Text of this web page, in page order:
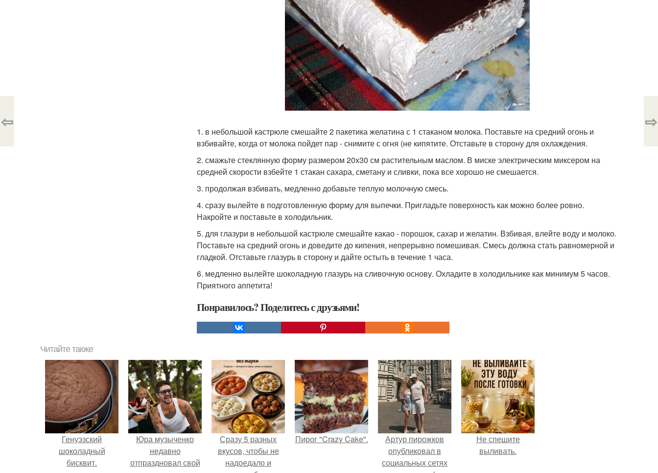
1. в небольшой кастрюле смешайте 2 пакетика желатина с 1 стаканом молока. Поставьте на средний огонь и
взбивайте, когда от молока пойдет пар - снимите с огня (не кипятите. Отставьте в сторону для охлаждения.
2. смажьте стеклянную форму размером 20x30 см растительным маслом. В миске электрическим миксером на
средней скорости взбейте 1 стакан сахара, сметану и сливки, пока все хорошо не смешается.
3. продолжая взбивать, медленно добавьте теплую молочную смесь.
4. сразу вылейте в подготовленную форму для выпечки. Пригладьте поверхность как можно более ровно.
Накройте и поставьте в холодильник.
5. для глазури в небольшой кастрюле смешайте какао - порошок, сахар и желатин. Взбивая, влейте воду и молоко.
Поставьте на средний огонь и доведите до кипения, непрерывно помешивая. Смесь должна стать равномерной и
гладкой. Отставьте глазурь в сторону и дайте остыть в течение 1 часа.
6. медленно вылейте шоколадную глазурь на сливочную основу. Охладите в холодильнике как минимум 5 часов.
Приятного аппетита!
Понравилось? Поделитесь с друзьями!
⇦ ⇨
Читайте также
Генуэзский
шоколадный
бисквит.
Юра музыченко
недавно
отпраздновал свой
Сразу 5 разных
вкусов, чтобы не
надоедало и
Пирог "Crazy Cake".
Артур пирожков
опубликовал в
социальных сетях
Не спешите
выливать.